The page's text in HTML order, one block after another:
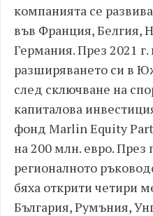
компанията се развива
във Франция,Белгия,
Германия.През 2021 г.
разширяването си в
след сключване на
капиталова
фонд Marlin Equity
на 200 млн. евро.През
регионалното
бяха открити четири
България,Румъния,